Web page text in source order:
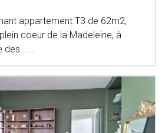
appartement T3 de 62m2,
coeur de la Madeleine, à
des......